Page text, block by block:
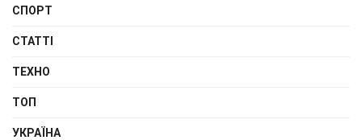
СПОРТ
СТАТТІ
ТЕХНО
ТОП
УКРАЇНА